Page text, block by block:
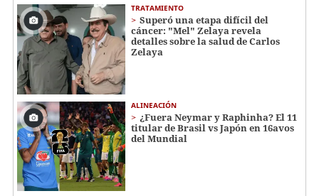
TRATAMIENTO
Superó una etapa difícil del
cáncer: "Mel" Zelaya revela
detalles sobre la salud de Carlos
Zelaya
ALINEACIÓN
¿Fuera Neymar y Raphinha? El 11
titular de Brasil vs Japón en 16avos
del Mundial